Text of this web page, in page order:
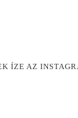
ÍZE AZ